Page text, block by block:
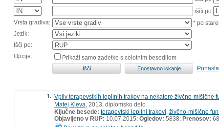
išči po
Vrsta gradiva:
* po
Jezik:
Išči po:
Opcije:
Prikaži samo zadetke s celotnim besedilom
1. Vpliv terapevstkih lepilnih trakov na nekatere živčno-mišične
Matej Kleva , 2013, diplomsko delo
Ključne besede: terapevtski lepilni trakovi živčno-mišične
Objavljeno v RUP: 10.07.2015; Ogledov: 5838; Prenosov: 68